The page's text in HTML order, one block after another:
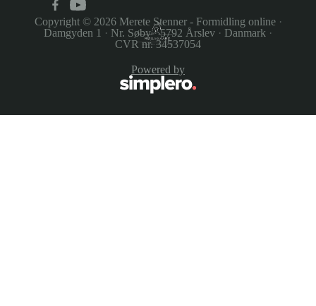
Copyright © 2026 Merete Stenner - Formidling online ·
Damgyden 1 · Nr. Søby·5792 Årslev · Danmark ·
CVR nr. 34537054
Powered by